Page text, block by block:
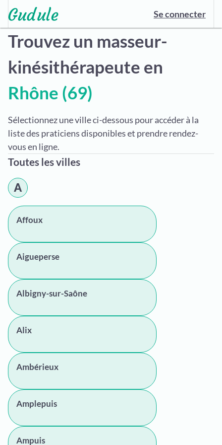
Se connecter
Trouvez un masseur-
kinésithérapeute en
Rhône (69)
Sélectionnez une ville ci-dessous pour accéder à la
liste des praticiens disponibles et prendre rendez-
vous en ligne.
Toutes les villes
A
Affoux
Aigueperse
Albigny-sur-Saône
Alix
Ambérieux
Amplepuis
Ampuis